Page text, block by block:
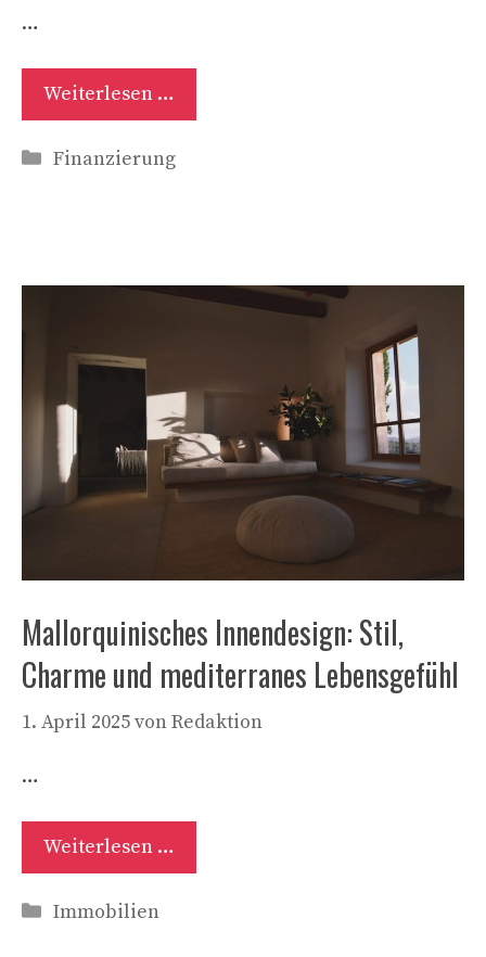
…
Weiterlesen …
Kategorien
Finanzierung
Mallorquinisches Innendesign: Stil,
Charme und mediterranes Lebensgefühl
1. April 2025vonRedaktion
…
Weiterlesen …
Kategorien
Immobilien